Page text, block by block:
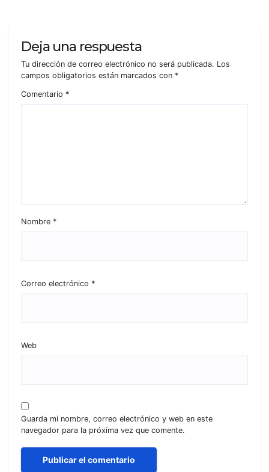
Deja una respuesta
Tu dirección de correo electrónico no será publicada. Los
campos obligatorios están marcados con *
Comentario *
Nombre *
Correo electrónico *
Web
Guarda mi nombre, correo electrónico y web en este
navegador para la próxima vez que comente.